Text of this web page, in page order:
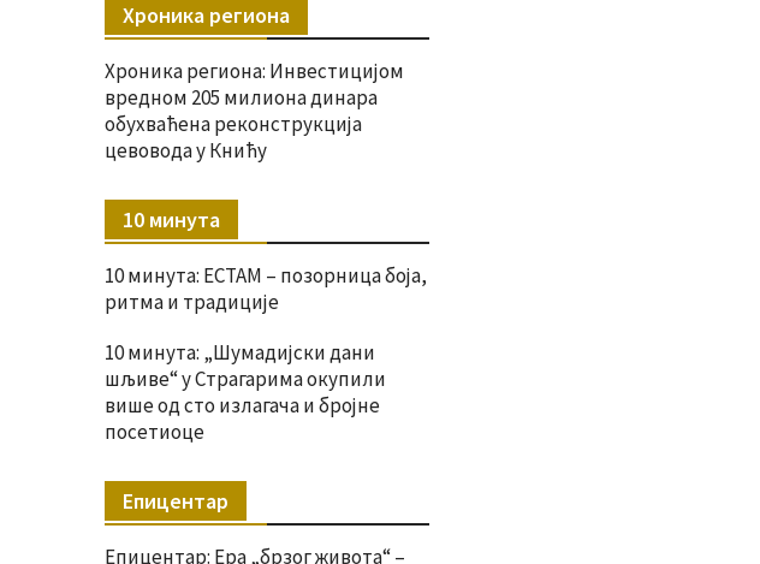
Хроника региона
Хроника региона: Инвестицијом
вредном 205 милиона динара
обухваћена реконструкција
цевовода у Книћу
10 минута
10 минута: ЕСТАМ – позорница боја,
ритма и традиције
10 минута: „Шумадијски дани
шљиве“ у Страгарима окупили
више од сто излагача и бројне
посетиоце
Епицентар
Епицентар: Ера „брзог живота“ –